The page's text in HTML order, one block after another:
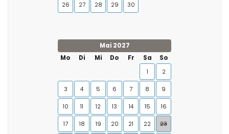
26 27 28 29 30
Mai 2027
Mo
Di Mi Do Fr Sa
So
1
2
3 4 5 6 7 8 9
10 11 12 13 14 15 16
17 18 19 20 21 22 23